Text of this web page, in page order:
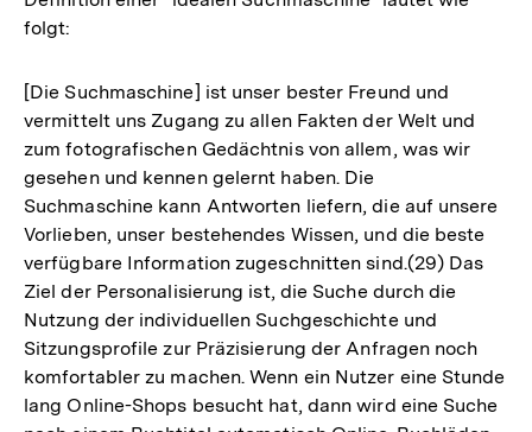
folgt:
[Die Suchmaschine] ist unser bester Freund und
vermittelt uns Zugang zu allen Fakten der Welt und
zum fotografischen Gedächtnis von allem, was wir
gesehen und kennen gelernt haben. Die
Suchmaschine kann Antworten liefern, die auf unsere
Vorlieben, unser bestehendes Wissen, und die beste
verfügbare Information zugeschnitten sind.(29) Das
Ziel der Personalisierung ist, die Suche durch die
Nutzung der individuellen Suchgeschichte und
Sitzungsprofile zur Präzisierung der Anfragen noch
komfortabler zu machen. Wenn ein Nutzer eine Stunde
lang Online-Shops besucht hat, dann wird eine Suche